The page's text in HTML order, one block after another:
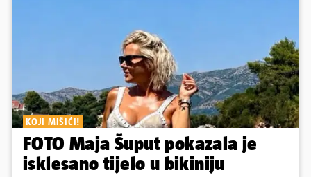
KOJI MIŠIĆI!
FOTO Maja Šuput pokazala je
isklesano tijelo u bikiniju